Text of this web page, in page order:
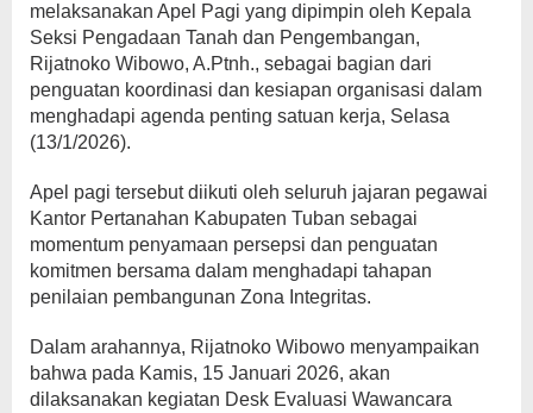
melaksanakan Apel Pagi yang dipimpin oleh Kepala
Seksi Pengadaan Tanah dan Pengembangan,
Rijatnoko Wibowo, A.Ptnh., sebagai bagian dari
penguatan koordinasi dan kesiapan organisasi dalam
menghadapi agenda penting satuan kerja, Selasa
(13/1/2026).
Apel pagi tersebut diikuti oleh seluruh jajaran pegawai
Kantor Pertanahan Kabupaten Tuban sebagai
momentum penyamaan persepsi dan penguatan
komitmen bersama dalam menghadapi tahapan
penilaian pembangunan Zona Integritas.
Dalam arahannya, Rijatnoko Wibowo menyampaikan
bahwa pada Kamis, 15 Januari 2026, akan
dilaksanakan kegiatan Desk Evaluasi Wawancara